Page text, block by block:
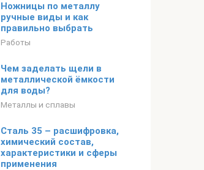
Ножницы по металлу
ручные виды и как
правильно выбрать
Работы
Чем заделать щели в
металлической ёмкости
для воды?
Металлы и сплавы
Сталь 35 – расшифровка,
химический состав,
характеристики и сферы
применения